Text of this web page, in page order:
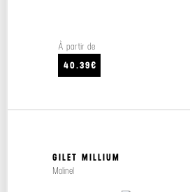
À partir de
40.39€
GILET MILLIUM
Molinel